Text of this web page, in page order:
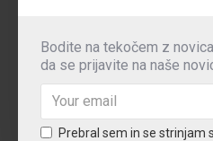
Bodite na tekočem z
da se prijavite na naše
Prebral sem in se strinjam s
MNENJA
TABELA VELIKOSTI